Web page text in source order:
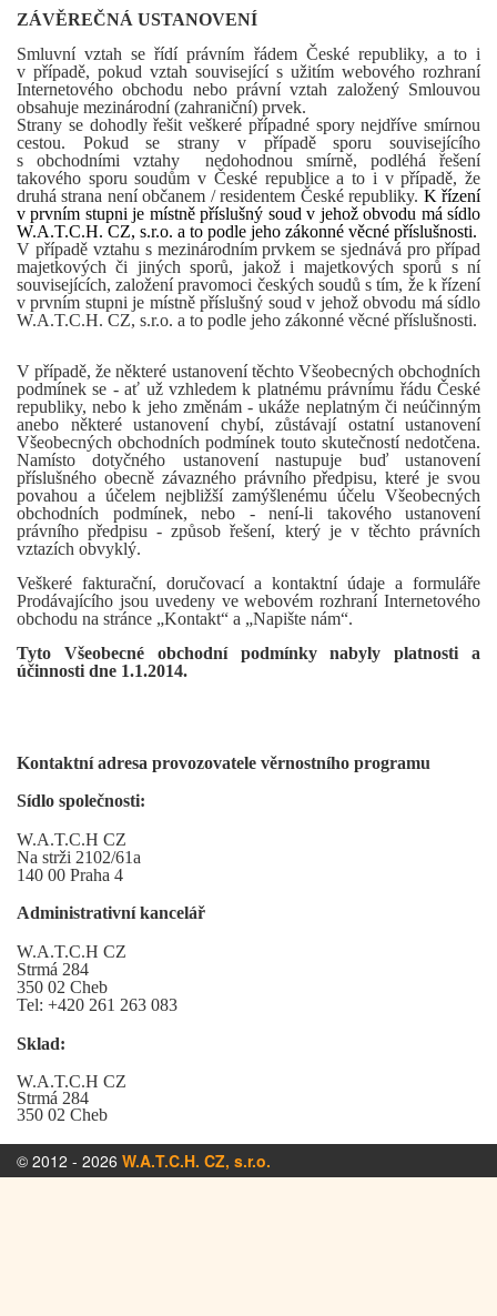
ZÁVĚREČNÁ USTANOVENÍ
Smluvní vztah se řídí právním řádem České republiky, a to i
v případě, pokud vztah související s užitím webového rozhraní
Internetového obchodu nebo právní vztah založený Smlouvou
obsahuje mezinárodní (zahraniční) prvek.
Strany se dohodly řešit veškeré případné spory nejdříve smírnou
cestou. Pokud se strany v případě sporu souvisejícího
s obchodními vztahy nedohodnou smírně, podléhá řešení
takového sporu soudům v České republice a to i v případě, že
druhá strana není občanem / residentem České republiky. K řízení
v prvním stupni je místně příslušný soud v jehož obvodu má sídlo
W.A.T.C.H. CZ, s.r.o. a to podle jeho zákonné věcné příslušnosti.
V případě vztahu s mezinárodním prvkem se sjednává pro případ
majetkových či jiných sporů, jakož i majetkových sporů s ní
souvisejících, založení pravomoci českých soudů s tím, že k řízení
v prvním stupni je místně příslušný soud v jehož obvodu má sídlo
W.A.T.C.H. CZ, s.r.o. a to podle jeho zákonné věcné příslušnosti.
V případě, že některé ustanovení těchto Všeobecných obchodních
podmínek se - ať už vzhledem k platnému právnímu řádu České
republiky, nebo k jeho změnám - ukáže neplatným či neúčinným
anebo některé ustanovení chybí, zůstávají ostatní ustanovení
Všeobecných obchodních podmínek touto skutečností nedotčena.
Namísto dotyčného ustanovení nastupuje buď ustanovení
příslušného obecně závazného právního předpisu, které je svou
povahou a účelem nejbližší zamýšlenému účelu Všeobecných
obchodních podmínek, nebo - není-li takového ustanovení
právního předpisu - způsob řešení, který je v těchto právních
vztazích obvyklý.
Veškeré fakturační, doručovací a kontaktní údaje a formuláře
Prodávajícího jsou uvedeny ve webovém rozhraní Internetového
obchodu na stránce „Kontakt“ a „Napište nám“.
Tyto Všeobecné obchodní podmínky nabyly platnosti a
účinnosti dne 1.1.2014.
Kontaktní adresa provozovatele věrnostního programu
Sídlo společnosti:
W.A.T.C.H CZ
Na strži 2102/61a
140 00 Praha 4
Administrativní kancelář
W.A.T.C.H CZ
Strmá 284
350 02 Cheb
Tel: +420 261 263 083
Sklad:
W.A.T.C.H CZ
Strmá 284
350 02 Cheb
© 2012 - 2026 W.A.T.C.H. CZ, s.r.o.